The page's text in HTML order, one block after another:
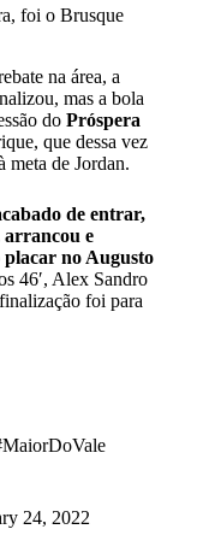
foi o Brusque
na área, a
mas a bola
do Próspera
que dessa vez
meta de Jordan.
de entrar,
arrancou e
no Augusto
46′, Alex Sandro
foi para
24, 2022